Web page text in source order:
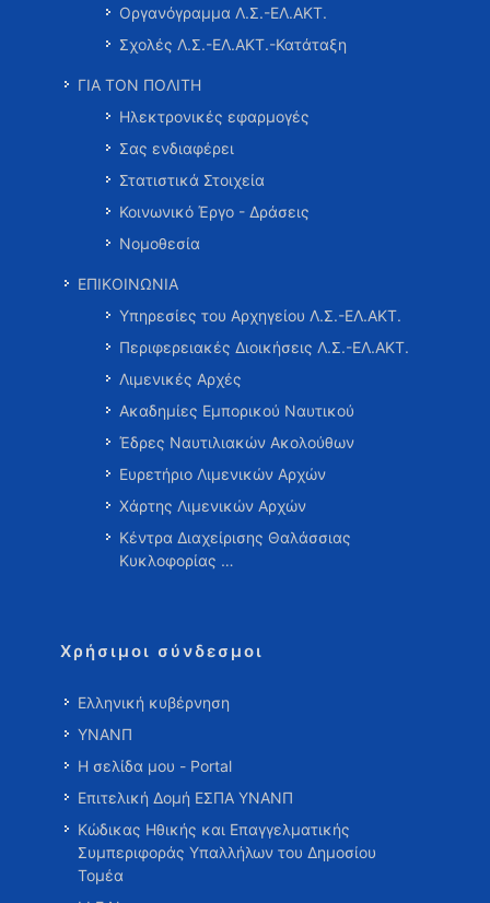
Οργανόγραμμα Λ.Σ.-ΕΛ.ΑΚΤ.
Σχολές Λ.Σ.-ΕΛ.ΑΚΤ.-Κατάταξη
ΓΙΑ ΤΟΝ ΠΟΛΙΤΗ
Ηλεκτρονικές εφαρμογές
Σας ενδιαφέρει
Στατιστικά Στοιχεία
Κοινωνικό Έργο - Δράσεις
Νομοθεσία
ΕΠΙΚΟΙΝΩΝΙΑ
Υπηρεσίες του Αρχηγείου Λ.Σ.-ΕΛ.ΑΚΤ.
Περιφερειακές Διοικήσεις Λ.Σ.-ΕΛ.ΑΚΤ.
Λιμενικές Αρχές
Ακαδημίες Εμπορικού Ναυτικού
Έδρες Ναυτιλιακών Ακολούθων
Ευρετήριο Λιμενικών Αρχών
Χάρτης Λιμενικών Αρχών
Κέντρα Διαχείρισης Θαλάσσιας
Κυκλοφορίας …
Χρήσιμοι σύνδεσμοι
Ελληνική κυβέρνηση
ΥΝΑΝΠ
Η σελίδα μου - Portal
Επιτελική Δομή ΕΣΠΑ ΥΝΑΝΠ
Κώδικας Ηθικής και Επαγγελματικής
Συμπεριφοράς Υπαλλήλων του Δημοσίου
Τομέα